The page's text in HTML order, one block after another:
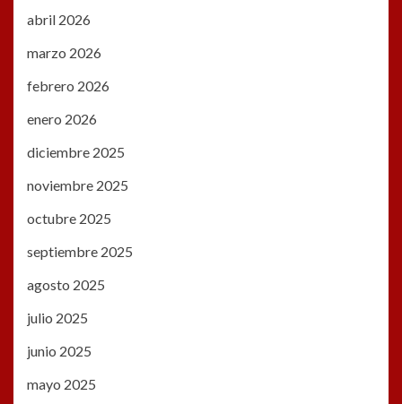
abril 2026
marzo 2026
febrero 2026
enero 2026
diciembre 2025
noviembre 2025
octubre 2025
septiembre 2025
agosto 2025
julio 2025
junio 2025
mayo 2025